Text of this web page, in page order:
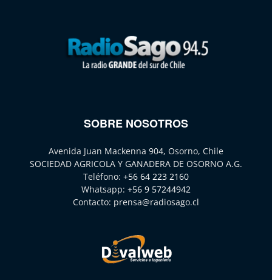
SOBRE NOSOTROS
Avenida Juan Mackenna 904, Osorno, Chile
SOCIEDAD AGRICOLA Y GANADERA DE OSORNO A.G.
Teléfono: +56 64 223 2160
Whatsapp: +56 9 57244942
Contacto: prensa@radiosago.cl